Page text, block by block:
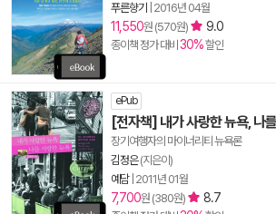
푸른향기
2016년 04월
11,550원 (570원) 9.0
종이책 정가 대비 30%할인
ePub
[전자책] 내가 사랑한 뉴욕, 나
장기여행자의 마이너리티 뉴욕론
김정은(지은이)
예담| 2011년 01월
7,700원 (380원) 8.7